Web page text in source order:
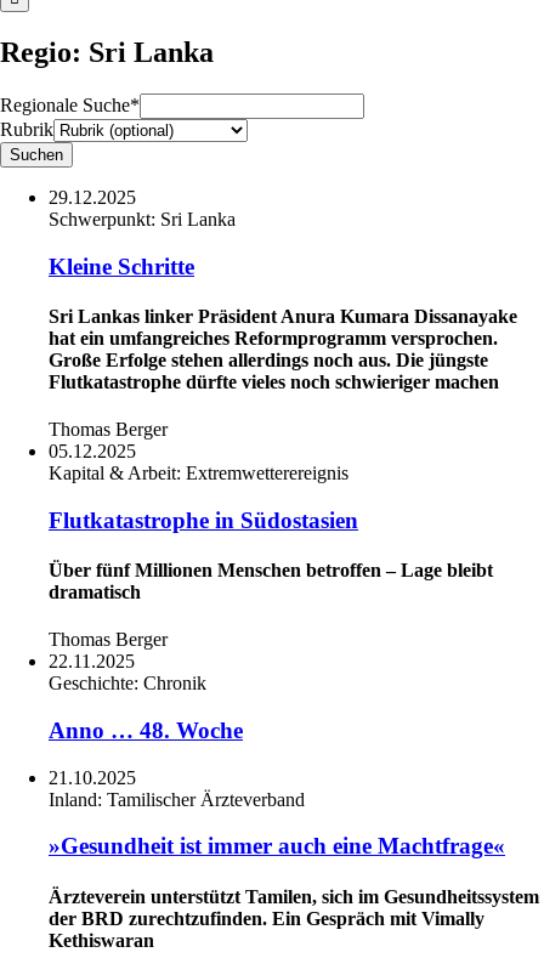
Regio: Sri Lanka
Regionale Suche*
Rubrik
29.12.2025
Schwerpunkt: Sri Lanka
Kleine Schritte
Sri Lankas linker Präsident Anura Kumara Dissanayake
hat ein umfangreiches Reformprogramm versprochen.
Große Erfolge stehen allerdings noch aus. Die jüngste
Flutkatastrophe dürfte vieles noch schwieriger machen
Thomas Berger
05.12.2025
Kapital & Arbeit: Extremwetterereignis
Flutkatastrophe in Südostasien
Über fünf Millionen Menschen betroffen – Lage bleibt
dramatisch
Thomas Berger
22.11.2025
Geschichte: Chronik
Anno … 48. Woche
21.10.2025
Inland: Tamilischer Ärzteverband
»Gesundheit ist immer auch eine Machtfrage«
Ärzteverein unterstützt Tamilen, sich im Gesundheitssystem
der BRD zurechtzufinden. Ein Gespräch mit Vimally
Kethiswaran